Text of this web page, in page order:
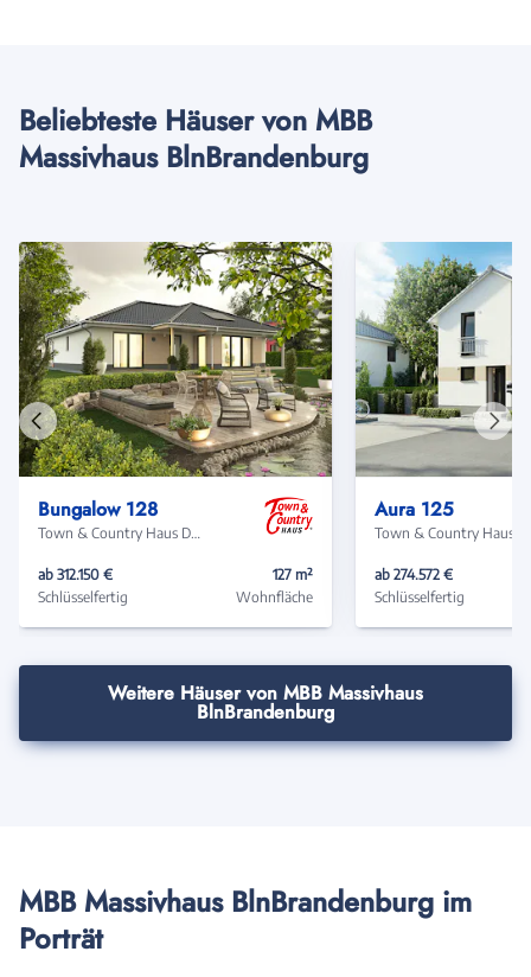
Beliebteste Häuser von MBB
Massivhaus BlnBrandenburg
Bungalow 128
Town & Country Haus Deutschland
ab 312.150 €
Schlüsselfertig
127 m²
Wohnfläche
Aura 125
ab 274.572 €
Schlüsselfertig
Vorheriges
Haus
Haus
Weitere Häuser von MBB Massivhaus
BlnBrandenburg
MBB Massivhaus BlnBrandenburg im
Porträt